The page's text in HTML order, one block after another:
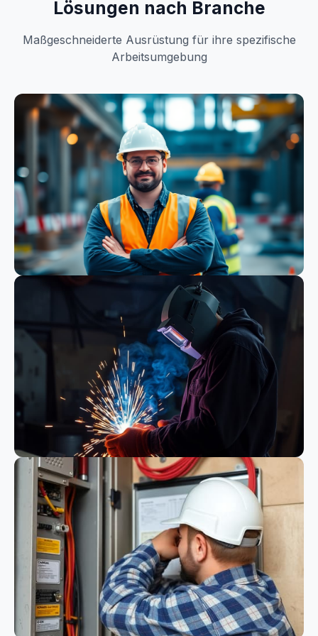
Lösungen nach Branche
Maßgeschneiderte Ausrüstung für ihre spezifische
Arbeitsumgebung
Bauwesen
Schweißen